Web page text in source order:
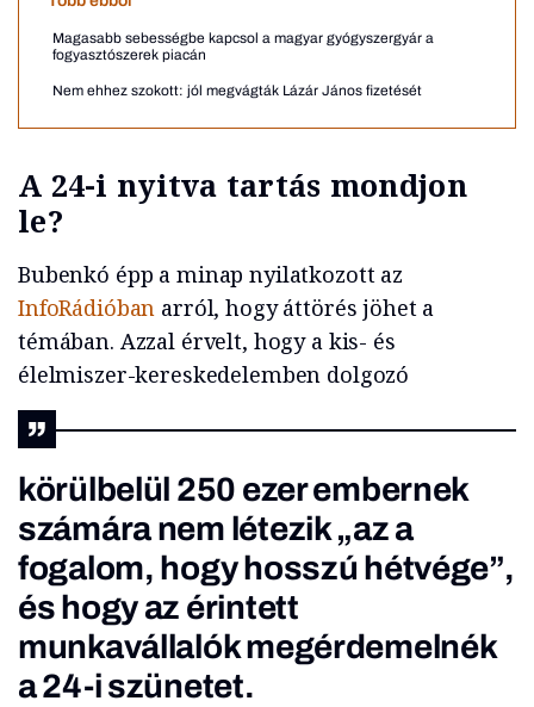
Magasabb sebességbe kapcsol a magyar gyógyszergyár a
fogyasztószerek piacán
Nem ehhez szokott: jól megvágták Lázár János fizetését
A 24-i nyitva tartás mondjon
le?
Bubenkó épp a minap nyilatkozott az
InfoRádióban arról, hogy áttörés jöhet a
témában. Azzal érvelt, hogy a kis- és
élelmiszer-kereskedelemben dolgozó
körülbelül 250 ezer embernek
számára nem létezik „az a
fogalom, hogy hosszú hétvége”,
és hogy az érintett
munkavállalók megérdemelnék
a 24-i szünetet.